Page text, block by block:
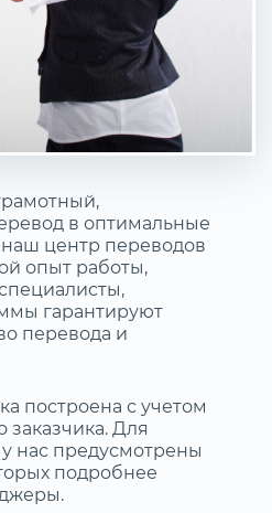
в оптимальные
центр переводов
опыт работы,
гарантируют
перевода и
построена с учетом
заказчика. Для
нас предусмотрены
подробнее